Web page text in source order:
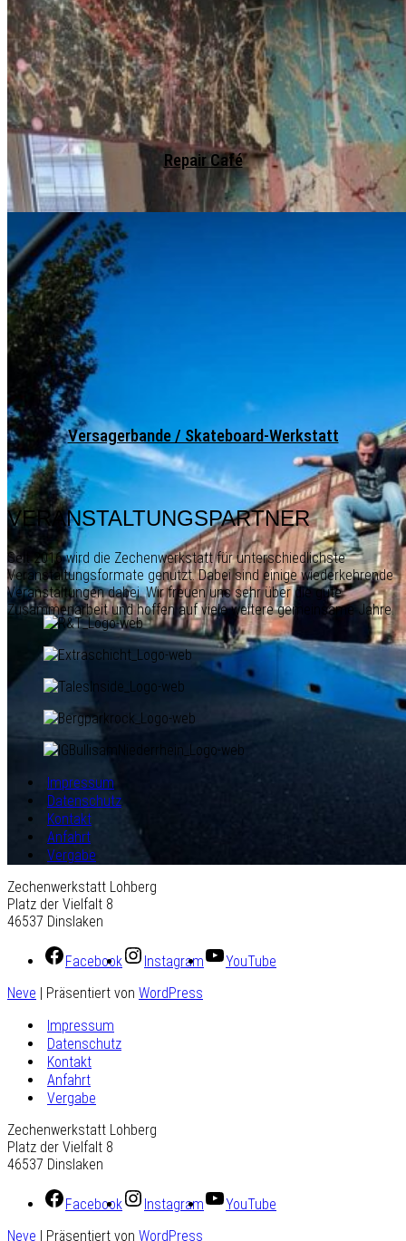
Repair Café
Versagerbande / Skateboard-Werkstatt
VERANSTALTUNGSPARTNER
Seit 2016 wird die Zechenwerkstatt für unterschiedlichste
Veranstaltungsformate genutzt. Dabei sind einige wiederkehrende
Veranstaltungen dabei. Wir freuen uns sehr über die gute
Zusammenarbeit und hoffen auf viele weitere gemeinsame Jahre.
Impressum
Datenschutz
Kontakt
Anfahrt
Vergabe
Zechenwerkstatt Lohberg
Platz der Vielfalt 8
46537 Dinslaken
Facebook Instagram
YouTube
Neve | Präsentiert von WordPress
Impressum
Datenschutz
Kontakt
Anfahrt
Vergabe
Zechenwerkstatt Lohberg
Platz der Vielfalt 8
46537 Dinslaken
Facebook Instagram
YouTube
Neve | Präsentiert von WordPress